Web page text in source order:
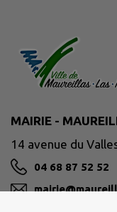
MAIRIE -
14 avenue du
04 68 87 52 52